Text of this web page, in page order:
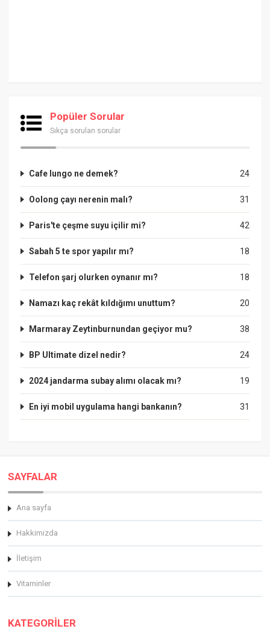
Popüler Sorular
Sıkça sorulan sorular
24
Cafe lungo ne demek?
31
Oolong çayı nerenin malı?
42
Paris'te çeşme suyu içilir mi?
18
Sabah 5 te spor yapılır mı?
18
Telefon şarj olurken oynanır mı?
20
Namazı kaç rekât kıldığımı unuttum?
38
Marmaray Zeytinburnundan geçiyor mu?
24
BP Ultimate dizel nedir?
19
2024 jandarma subay alımı olacak mı?
31
En iyi mobil uygulama hangi bankanın?
SAYFALAR
Ana sayfa
Hakkimizda
İletişim
Vitaminler
KATEGORİLER